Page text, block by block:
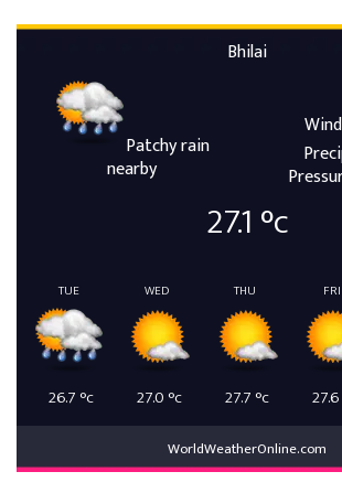
Bhilai
Patchy rain
nearby
27.1°c
TUE
26.7 °c
WED
27.0 °c
THU
27.7 °c
FRI
27.6
WorldWeatherOnline.com